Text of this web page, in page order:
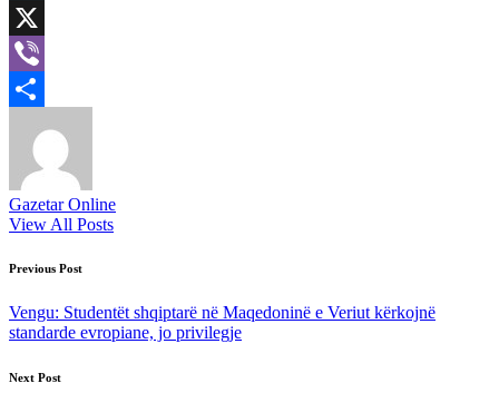
LinkedIn
X
Viber
Gazetar Online
View All Posts
Post
navigation
Previous Post
Vengu: Studentët shqiptarë në Maqedoninë e Veriut kërkojnë
standarde evropiane, jo privilegje
Next Post